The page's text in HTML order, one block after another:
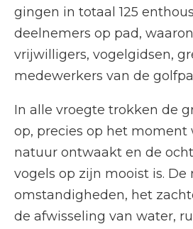
gingen in totaal 125
deelnemers op pad,
vrijwilligers, vogelgidsen,
medewerkers van de
In alle vroegte trokken de
op, precies op het moment
natuur ontwaakt en de
vogels op zijn mooist is. De
omstandigheden, het
de afwisseling van water,